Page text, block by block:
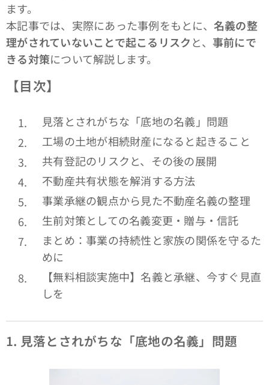
ます。
本記事では、実際にあった事例をもとに、 名義の整
理がされていないことで起こるリスクと、 事前にで
きる対策について解説します。
【目次】
見落とされがちな「底地の名義」問題
工場の土地が相続財産になると起きること
共有登記のリスクと、その後の展開
不動産共有状態を解消する方法
事業承継の観点から見た不動産名義の整理
生前対策としての名義変更・贈与・信託
まとめ：事業の持続性と家族の関係を守るた
めに
【無料相談実施中】名義と承継、今すぐ見直
しを
1. 見落とされがちな「底地の名義」問題